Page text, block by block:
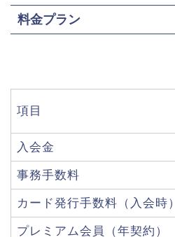
料金プラン
項目
入会金
事務手数料
カード発行手数料（入会時）
プレミアム会員（年契約）